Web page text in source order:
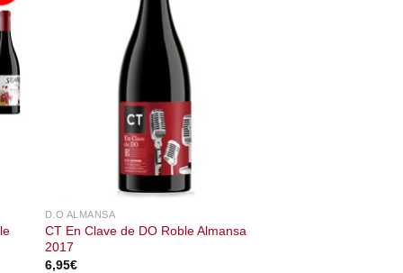
D.O ALMANSA
CT En Clave de DO Roble Almansa
2017
6,95€